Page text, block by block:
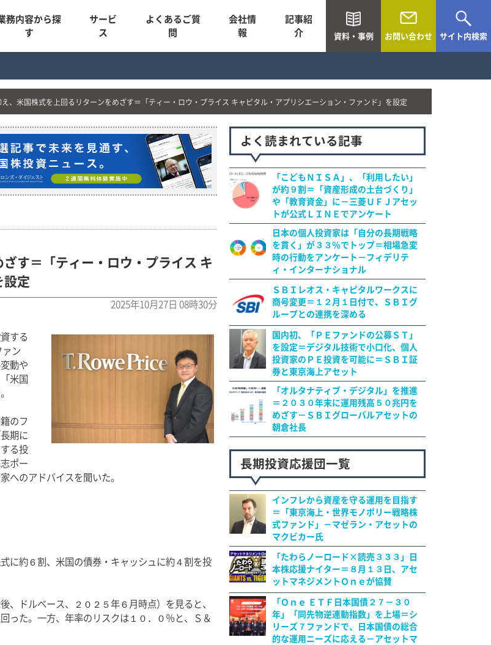
務内容から探
す
サービ
ス
よくあるご質
問
会社情
報
記事紹
介
資料・事例 お問い合わせ サイト内検索
え、米国株式を上回るリターンをめざす＝「ティー・ロウ・プライス キャピタル・アプリシエーション・ファンド」を設定
す＝「ティー・ロウ・プライス キ
設定
2025年10月27日 08時30分
する
ァン
動や
米国
のフ
期に
る投
ポー
へのアドバイスを聞いた。
に約６割、米国の債券・キャッシュに約４割を投
ドルベース、２０２５年６月時点）を見ると、
った。一方、年率のリスクは１０．０％と、Ｓ＆
よく読まれている記事
「こどもＮＩＳＡ」、「利用したい」
が約９割＝「資産形成の土台づくり」
や「教育資金」に－三菱ＵＦＪアセッ
トが公式ＬＩＮＥでアンケート
日本の個人投資家は「自分の長期戦略
を貫く」が３３％でトップ＝相場急変
時の行動をアンケート－フィデリテ
ィ・インターナショナル
ＳＢＩレオス・キャピタルワークスに
商号変更＝１２月１日付で、ＳＢＩグ
ループとの連携を深める
国内初、「ＰＥファンドの公募ＳＴ」
を設定＝デジタル技術で小口化、個人
投資家のＰＥ投資を可能に＝ＳＢＩ証
券と東京海上アセット
「オルタナティブ・デジタル」を推進
＝２０３０年末に運用残高５０兆円を
めざす－ＳＢＩグローバルアセットの
朝倉社長
長期投資応援団一覧
インフレから資産を守る運用を目指す
＝「東京海上・世界モノポリー戦略株
式ファンド」－マゼラン・アセットの
マクビカー氏
「たわらノーロード×読売３３３」日
本株応援ナイター＝８月１３日、アセ
ットマネジメントＯｎｅが協賛
「Ｏｎｅ ＥＴＦ日本国債２７－３０
年」「同先物逆連動指数」を上場＝シ
リーズ７ファンドで、日本国債の総合
的な運用ニーズに応える－アセットマ